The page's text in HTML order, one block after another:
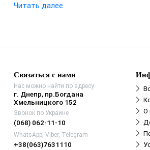
Читать далее
Связаться с нами
Нас можно найти по адресу
г. Днепр, пр.Богдана
Хмельницкого 152
Звонок по Украине
(068) 062-11-10
WhatsApp, Viber, Telegram
+38(063)7631110
О